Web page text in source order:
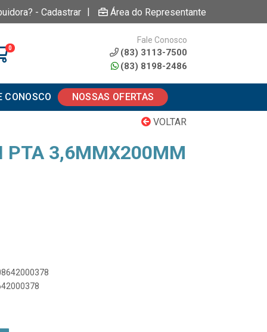
- Cadastrar | Área do Representante
0
Fale Conosco
(83) 3113-7500
(83) 8198-2486
CONOSCO NOSSAS OFERTAS
VOLTAR
PTA 3,6MMX200MM